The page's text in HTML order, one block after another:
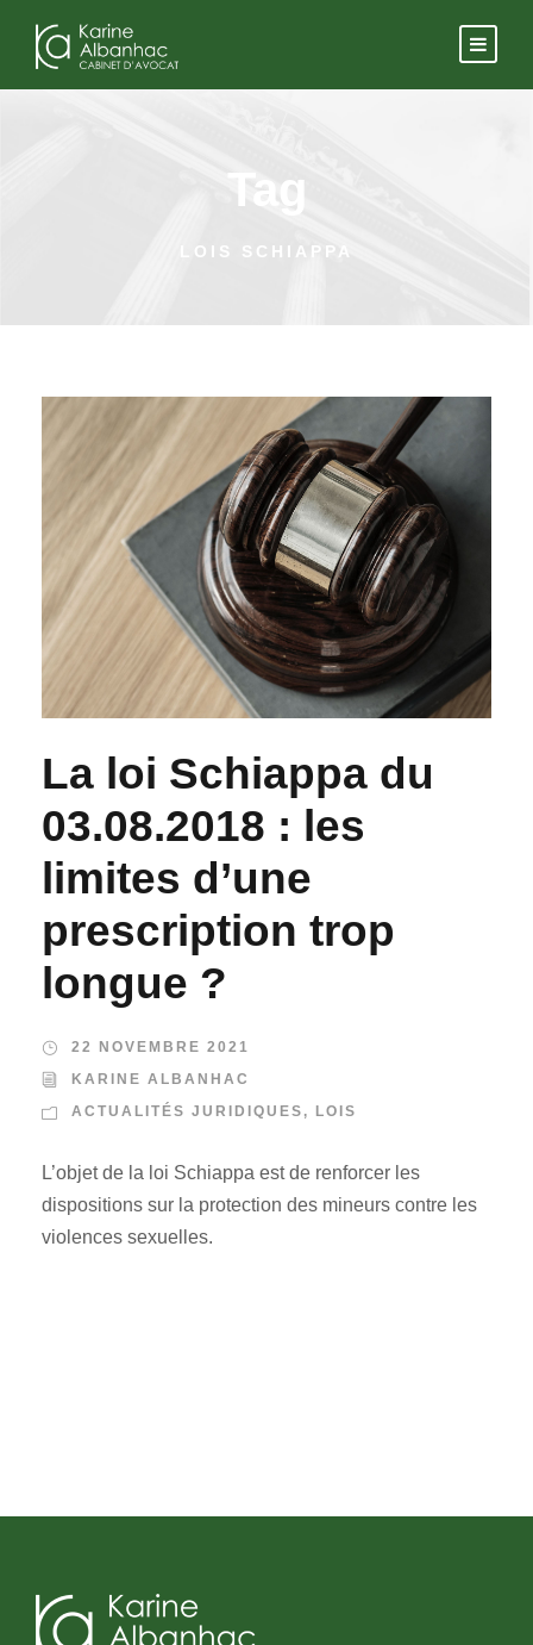
Tag
LOIS SCHIAPPA
La loi Schiappa du
03.08.2018 : les
limites d’une
prescription trop
longue ?
22 NOVEMBRE 2021
KARINE ALBANHAC
ACTUALITÉS JURIDIQUES , LOIS
L’objet de la loi Schiappa est de renforcer les
dispositions sur la protection des mineurs contre les
violences sexuelles.